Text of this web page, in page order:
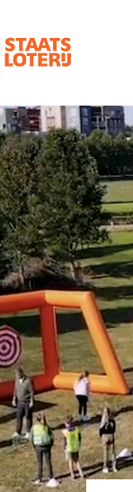
en reglementen
NGF-pas
feiten en cijfers